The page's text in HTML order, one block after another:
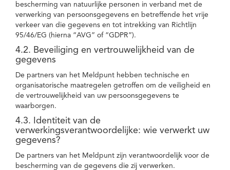
bescherming van natuurlijke personen in verband met de
verwerking van persoonsgegevens en betreffende het vrije
verkeer van die gegevens en tot intrekking van Richtlijn
95/46/EG (hierna “AVG” of “GDPR”).
4.2. Beveiliging en vertrouwelijkheid van de
gegevens
De partners van het Meldpunt hebben technische en
organisatorische maatregelen getroffen om de veiligheid en
de vertrouwelijkheid van uw persoonsgegevens te
waarborgen.
4.3. Identiteit van de
verwerkingsverantwoordelijke: wie verwerkt uw
gegevens?
De partners van het Meldpunt zijn verantwoordelijk voor de
bescherming van de gegevens die zij verwerken.